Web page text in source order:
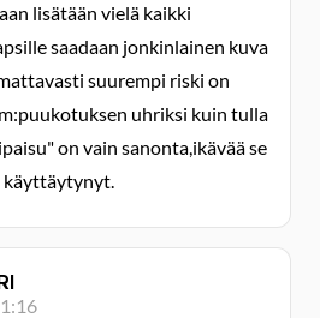
lisätään vielä kaikki
saadaan jonkinlainen kuva
suurempi riski on
uhriksi kuin tulla
on vain sanonta,ikävää se
käyttäytynyt.